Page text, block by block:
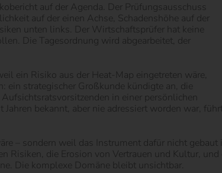
auf der Agenda. Der Prüfungsausschuss
auf der einen Achse, Schadenshöhe auf der
unten links. Der Wirtschaftsprüfer hat keine
Die Tagesordnung wird abgearbeitet, der
ein Risiko aus der Heat-Map eingetreten wäre,
ein strategischer Großkunde kündigte an, die
in einer persönlichen
bekannt, aber nie adressiert worden war,
– sondern weil das Instrument dafür nicht
die Erosion von Vertrauen und Kultur, und
Die komplexe Domäne bleibt unsichtbar.